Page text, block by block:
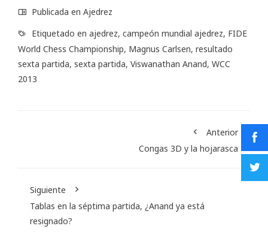
Publicada en Ajedrez
Etiquetado en ajedrez, campeón mundial ajedrez, FIDE
World Chess Championship, Magnus Carlsen, resultado
sexta partida, sexta partida, Viswanathan Anand, WCC
2013
Anterior
Congas 3D y la hojarasca
Siguiente
Tablas en la séptima partida, ¿Anand ya está
resignado?